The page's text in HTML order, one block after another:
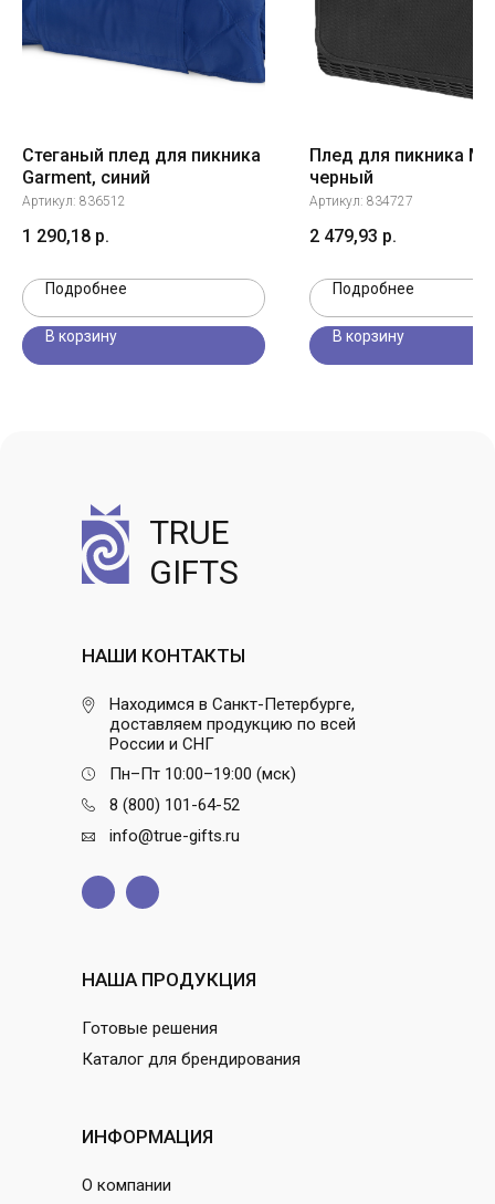
Стеганый плед для пикника
Garment, синий
Артикул: 836512
1 290,18 р.
Подробнее
В корзину
Плед для пикника
черный
Артикул: 834727
2 479,93 р.
Подробнее
В корзину
TRUE
GIFTS
НАША ПРОДУКЦИЯ
Готовые решения
Каталог для брендирования
ИНФОРМАЦИЯ
О компании
НАШИ КОНТАКТЫ
Находимся в Санкт-Петербурге,
доставляем продукцию по всей
России и СНГ
Пн–Пт 10:00–19:00 (мск)
8 (800) 101-64-52
info@true-gifts.ru